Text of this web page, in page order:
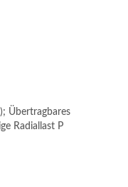
Übertragbares
Radiallast P